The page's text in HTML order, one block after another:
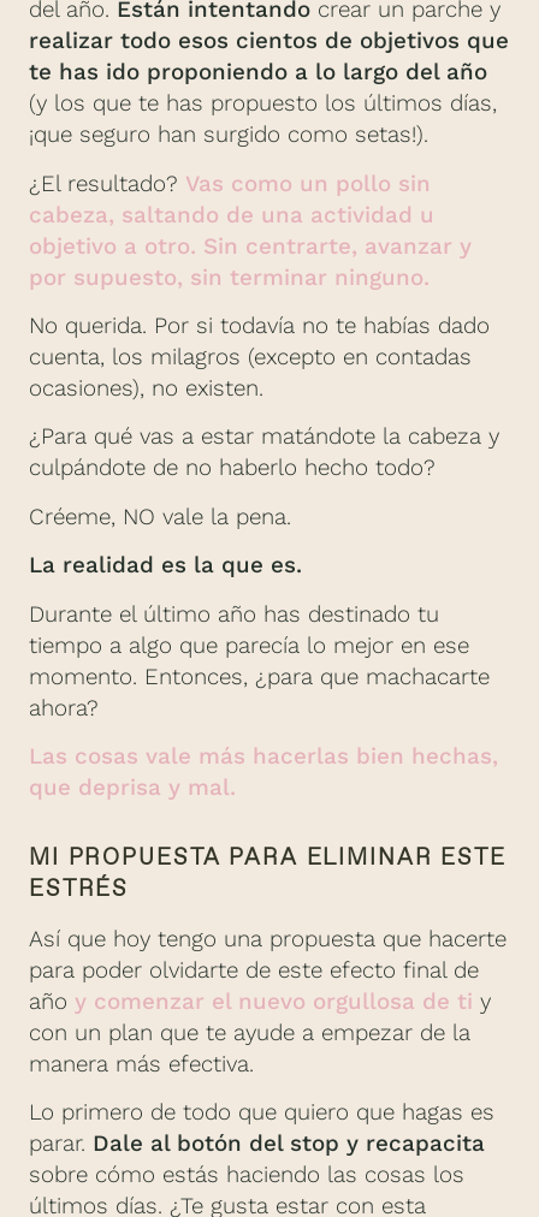
del año. Están intentando crear un parche y
realizar todo esos cientos de objetivos que
te has ido proponiendo a lo largo del año
(y los que te has propuesto los últimos días,
¡que seguro han surgido como setas!).
¿El resultado? Vas como un pollo sin
cabeza, saltando de una actividad u
objetivo a otro. Sin centrarte, avanzar y
por supuesto, sin terminar ninguno.
No querida. Por si todavía no te habías dado
cuenta, los milagros (excepto en contadas
ocasiones), no existen.
¿Para qué vas a estar matándote la cabeza y
culpándote de no haberlo hecho todo?
Créeme, NO vale la pena.
La realidad es la que es.
Durante el último año has destinado tu
tiempo a algo que parecía lo mejor en ese
momento. Entonces, ¿para que machacarte
ahora?
Las cosas vale más hacerlas bien hechas,
que deprisa y mal.
MI PROPUESTA PARA ELIMINAR ESTE
ESTRÉS
Así que hoy tengo una propuesta que hacerte
para poder olvidarte de este efecto final de
año y comenzar el nuevo orgullosa de ti y
con un plan que te ayude a empezar de la
manera más efectiva.
Lo primero de todo que quiero que hagas es
parar. Dale al botón del stop y recapacita
sobre cómo estás haciendo las cosas los
últimos días. ¿Te gusta estar con esta